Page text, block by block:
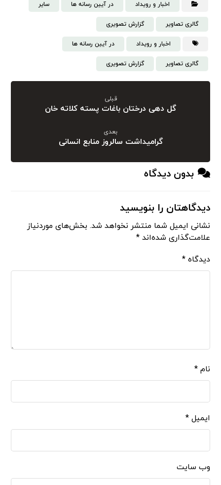
اخبار و رویداد در آیین رسانه ها سایر
گالری تصاویر گزارش تصویری
اخبار و رویداد در آیین رسانه ها
گالری تصاویر گزارش تصویری
قبلی
گل دهی درختان باغات پسته کلاته خان
بعدی
گرامیداشت سالروز منابع انسانی
بدون دیدگاه
دیدگاهتان را بنویسید
نشانی ایمیل شما منتشر نخواهد شد. بخش‌های موردنیاز
علامت‌گذاری شده‌اند*
دیدگاه*
نام*
ایمیل*
وب‌ سایت